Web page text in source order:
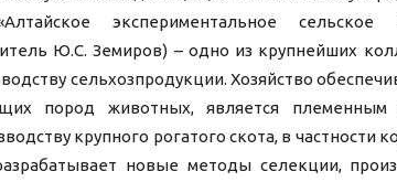
экспериментальное сельское
Ю.С. Земиров) – одно из крупнейших
сельхозпродукции. Хозяйство
пород животных, является
крупного рогатого скота, в частности
новые методы селекции,